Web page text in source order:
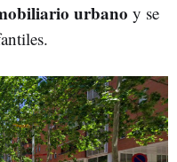
urbano y se